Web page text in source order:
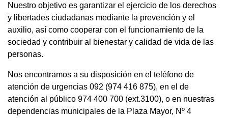
Nuestro objetivo es garantizar el ejercicio de los derechos
y libertades ciudadanas mediante la prevención y el
auxilio, así como cooperar con el funcionamiento de la
sociedad y contribuir al bienestar y calidad de vida de las
personas.
Nos encontramos a su disposición en el teléfono de
atención de urgencias 092 (974 416 875), en el de
atención al público 974 400 700 (ext.3100), o en nuestras
dependencias municipales de la Plaza Mayor, Nº 4